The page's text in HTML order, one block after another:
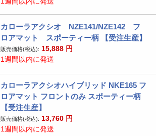
カローラアクシオ NZE141/NZE142 フ
ロアマット スポーティー柄 【受注生産】
販売価格(税込): 15,888 円
1週間以内に発送
カローラアクシオハイブリッド NKE165 フ
ロアマット フロントのみ スポーティー柄
【受注生産】
販売価格(税込): 13,760 円
1週間以内に発送